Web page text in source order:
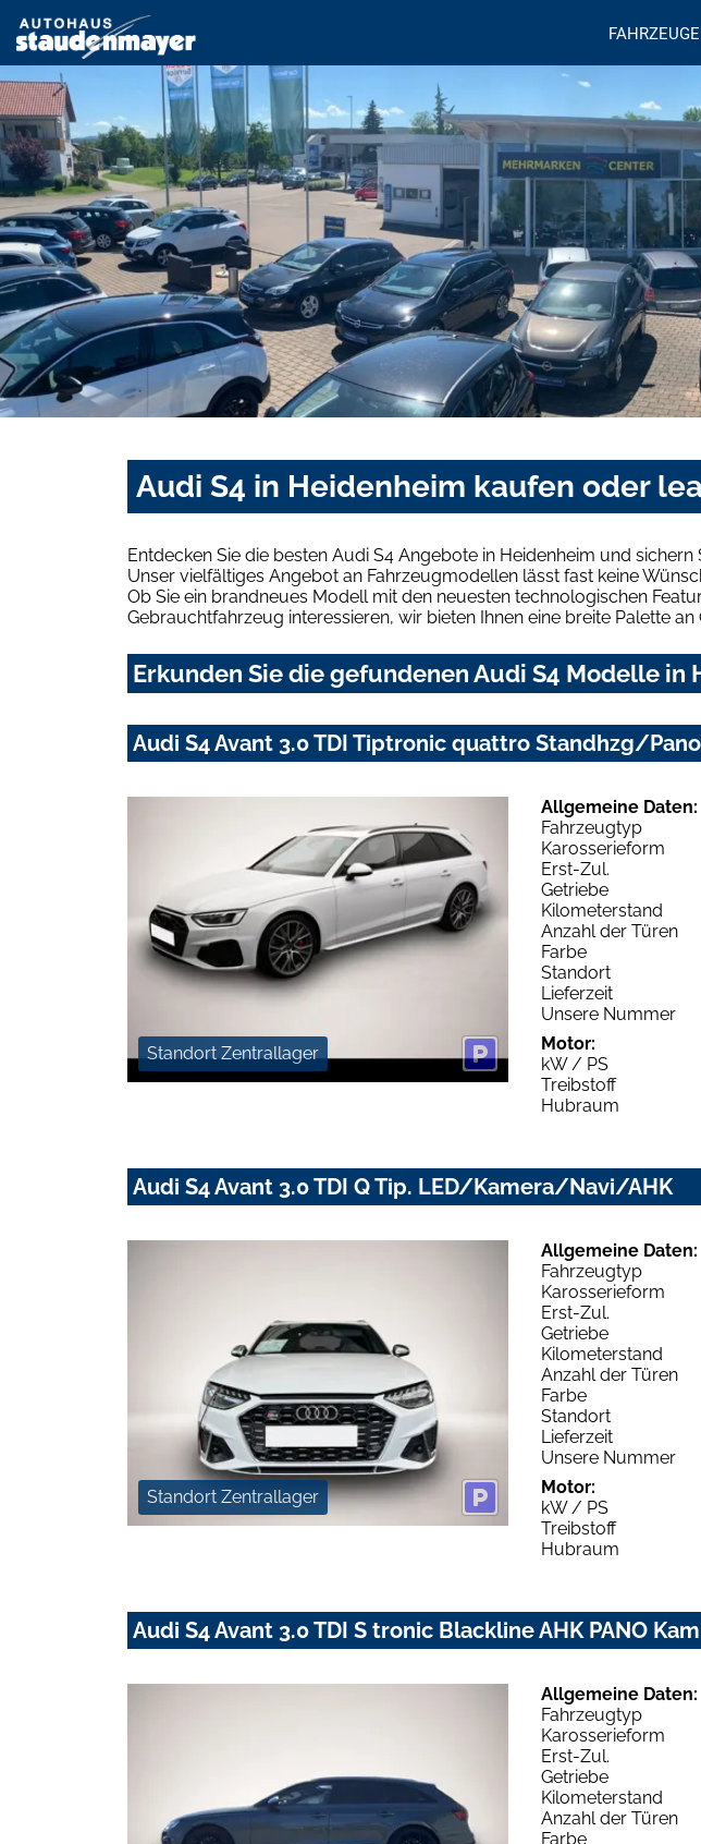
FAHRZEUGE
Audi S4 in Heidenheim kaufen oder
Entdecken Sie die besten Audi S4 Angebote in Heidenheim und sichern
Unser vielfältiges Angebot an Fahrzeugmodellen lässt fast keine
Ob Sie ein brandneues Modell mit den neuesten technologischen
Gebrauchtfahrzeug interessieren, wir bieten Ihnen eine breite Palette an
Erkunden Sie die gefundenen Audi S4 Modelle
Audi S4 Avant 3.0 TDI Tiptronic quattro Standhzg/Pano
Standort Zentrallager
Allgemeine Daten:
Fahrzeugtyp
Karosserieform
Erst-Zul.
Getriebe
Kilometerstand
Anzahl der Türen
Farbe
Standort
Lieferzeit
Unsere Nummer
Motor:
kW / PS
Treibstoff
Hubraum
Audi S4 Avant 3.0 TDI Q Tip. LED/Kamera/Navi/AHK
Standort Zentrallager
Allgemeine Daten:
Fahrzeugtyp
Karosserieform
Erst-Zul.
Getriebe
Kilometerstand
Anzahl der Türen
Farbe
Standort
Lieferzeit
Unsere Nummer
Motor:
kW / PS
Treibstoff
Hubraum
Audi S4 Avant 3.0 TDI S tronic Blackline AHK PANO Kam
Allgemeine Daten:
Fahrzeugtyp
Karosserieform
Erst-Zul.
Getriebe
Kilometerstand
Anzahl der Türen
Farbe